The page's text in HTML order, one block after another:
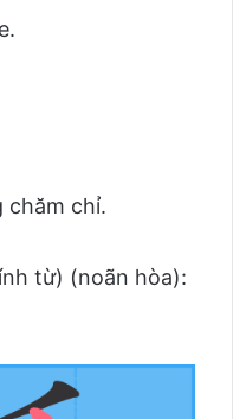
chăm chỉ.
từ) (noãn hòa):